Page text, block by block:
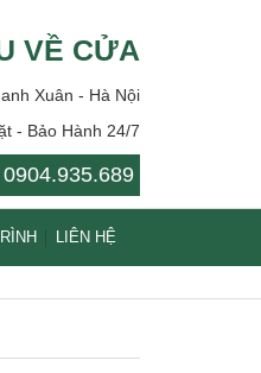
VỀ CỬA
Xuân - Hà Nội
- Bảo Hành 24/7
0904.935.689
LIÊN HỆ